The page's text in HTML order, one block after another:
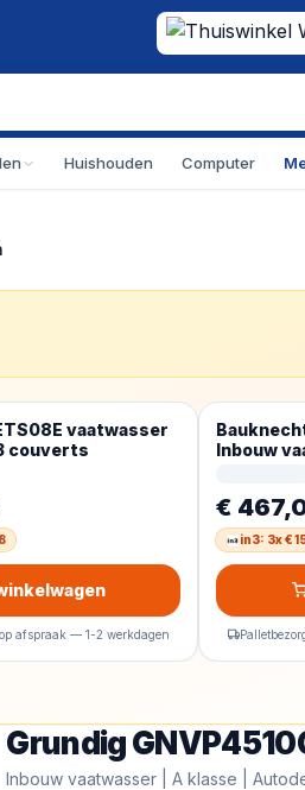
Huishouden Computer
vaatwasser
couverts
afspraak — 1-2 werkdagen
Inbouw
€
in3: 3x €
Outlet
Grundig GNVP4510CW |
Grundig
Inbouw vaatwasser | A klasse |